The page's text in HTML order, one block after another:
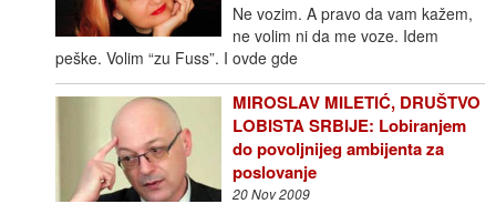
Ne vozim. A pravo da vam kažem,
ne volim ni da me voze. Idem
peške. Volim “zu Fuss”. I ovde gde
MIROSLAV MILETIĆ, DRUŠTVO
LOBISTA SRBIJE: Lobiranjem
do povoljnijeg ambijenta za
poslovanje
20 Nov 2009